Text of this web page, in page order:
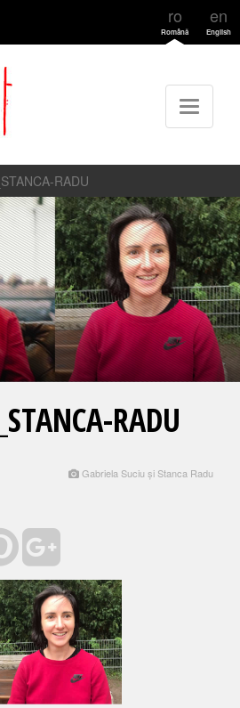
ro
Română
en
English
RADU
RADU
Gabriela Suciu și Stanca Radu